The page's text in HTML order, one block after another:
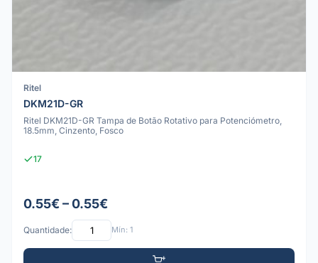
Ritel
DKM21D-GR
Ritel DKM21D-GR Tampa de Botão Rotativo para Potenciómetro,
18.5mm, Cinzento, Fosco
17
0.55€ – 0.55€
Quantidade: Mín: 1